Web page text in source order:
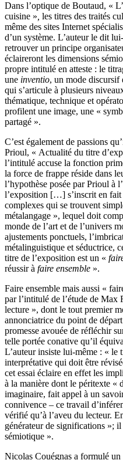
Dans l’optique de Boutaud, «
cuisine » les titres des traités
même des sites Internet
d’un système. L’auteur le dit
retrouver un principe
éclaireront les dimensions
propre intitulé en atteste : le
une inventio, un mode discursif
qui s’articule à plusieurs
thématique, technique et
profilent une image, une «
partagé ».
C’est également de passions
Prioul, « Actualité du titre
l’intitulé accuse la fonction
la force de frappe réside dans
l’hypothèse posée par Prioul à
l’exposition […] s’inscrit en fait
complexes qui se trouvent
métalangage », lequel doit
monde de l’art et de l’univers
ajustements ponctuels,
métalinguistique et séductrice,
titre de l’exposition est un «
réussir à faire ensemble ».
Faire ensemble mais aussi «
par l’intitulé de l’étude de Max
lecture », dont le tout premier
annonciatrice du point de
promesse avouée de réfléchir
telle portée conative qu’il
L’auteur insiste lui-même : « le
interprétative qui doit être
cet essai éclaire en effet les
à la manière dont le péritexte «
imaginaire, fait appel à un
connivence – ce travail
vérifié qu’à l’aveu du lecteur.
générateur de significations »;
sémiotique ».
Nicolas Couégnas a formulé